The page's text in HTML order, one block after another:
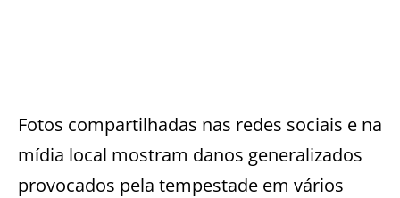
Fotos compartilhadas nas redes sociais e na
mídia local mostram danos generalizados
provocados pela tempestade em vários